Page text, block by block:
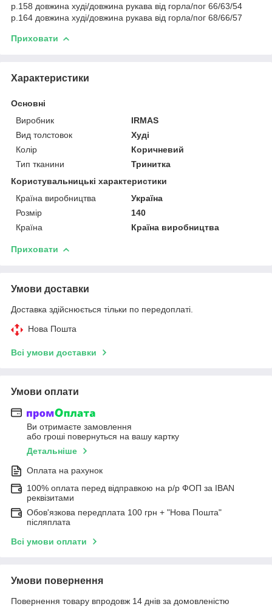
р.158 довжина худі/довжина рукава від горла/пог 66/63/54
р.164 довжина худі/довжина рукава від горла/пог 68/66/57
Приховати
Характеристики
Основні
Виробник
IRMAS
Вид толстовок
Худі
Колір
Коричневий
Тип тканини
Тринитка
Користувальницькі характеристики
Країна виробництва
Україна
Розмір
140
Країна
Країна виробництва
Приховати
Умови доставки
Доставка здійснюється тільки по передоплаті.
Нова Пошта
Всі умови доставки
Умови оплати
Ви отримаєте замовлення
або гроші повернуться на вашу картку
Детальніше
Оплата на рахунок
100% оплата перед відправкою на р/р ФОП за IBAN
реквізитами
Обов'язкова передплата 100 грн + "Нова Пошта"
післяплата
Всі умови оплати
Умови повернення
Повернення товару впродовж 14 днів за домовленістю